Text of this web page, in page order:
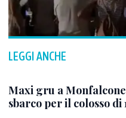
LEGGI ANCHE
Maxi gru a
sbarco per il colosso di